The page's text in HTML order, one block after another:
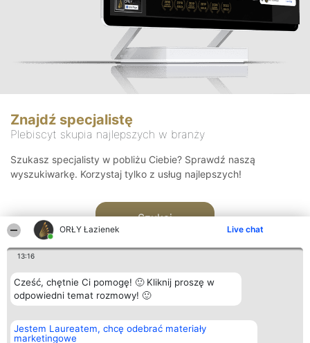
ORŁY Łazienek Live chat
13:16
Cześć, chętnie Ci pomogę! 🙂 Kliknij proszę w
odpowiedni temat rozmowy! 🙂
Jestem Laureatem, chcę odebrać materiały
marketingowe
Znajdź specjalistę
Plebiscyt skupia najlepszych w branży
Szukasz specjalisty w pobliżu Ciebie? Sprawdź naszą
wyszukiwarkę. Korzystaj tylko z usług najlepszych!
Szukaj
Organizator plebiscytu
Bright Side Solutions sp. z o.
o. sp. k.
Plebiscyt
Laureaci
Kontakt
Kontakt